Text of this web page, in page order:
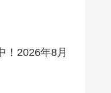
2026年8月